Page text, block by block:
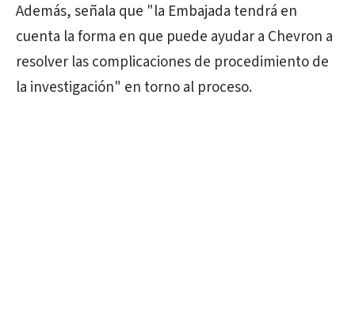
Además, señala que "la Embajada tendrá en
cuenta la forma en que puede ayudar a Chevron a
resolver las complicaciones de procedimiento de
la investigación" en torno al proceso.